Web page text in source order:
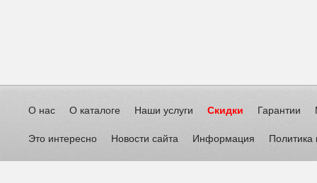
О нас О каталоге Наши услуги Скидки Гарантии
Это интересно Новости сайта Информация Политика